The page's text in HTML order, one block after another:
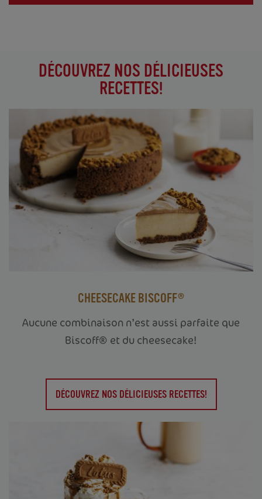
DÉCOUVREZ NOS DÉLICIEUSES
RECETTES!
CHEESECAKE BISCOFF®
Aucune combinaison n’est aussi parfaite que
Biscoff® et du cheesecake!
DÉCOUVREZ NOS DÉLICIEUSES RECETTES!